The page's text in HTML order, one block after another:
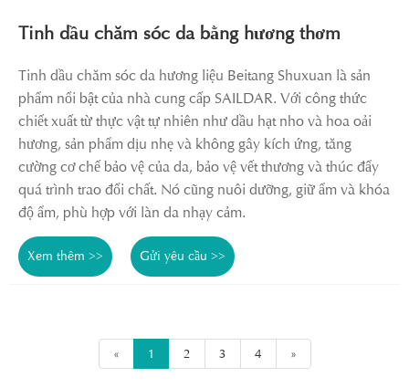
Tinh dầu chăm sóc da bằng hương thơm
Tinh dầu chăm sóc da hương liệu Beitang Shuxuan là sản
phẩm nổi bật của nhà cung cấp SAILDAR. Với công thức
chiết xuất từ ​​thực vật tự nhiên như dầu hạt nho và hoa oải
hương, sản phẩm dịu nhẹ và không gây kích ứng, tăng
cường cơ chế bảo vệ của da, bảo vệ vết thương và thúc đẩy
quá trình trao đổi chất. Nó cũng nuôi dưỡng, giữ ẩm và khóa
độ ẩm, phù hợp với làn da nhạy cảm.
Xem thêm >> Gửi yêu cầu >>
« 1 2 3 4 »